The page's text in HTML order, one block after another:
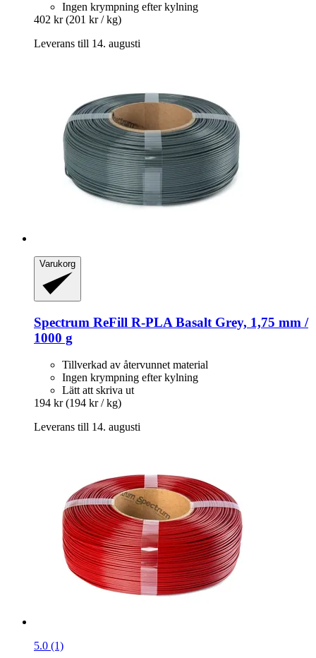
Ingen krympning efter kylning
402 kr (201 kr / kg)
Leverans till 14. augusti
Varukorg
Spectrum ReFill R-​PLA Basalt Grey, 1,75 mm /
1000 g
Tillverkad av återvunnet material
Ingen krympning efter kylning
Lätt att skriva ut
194 kr (194 kr / kg)
Leverans till 14. augusti
5.0 (1)